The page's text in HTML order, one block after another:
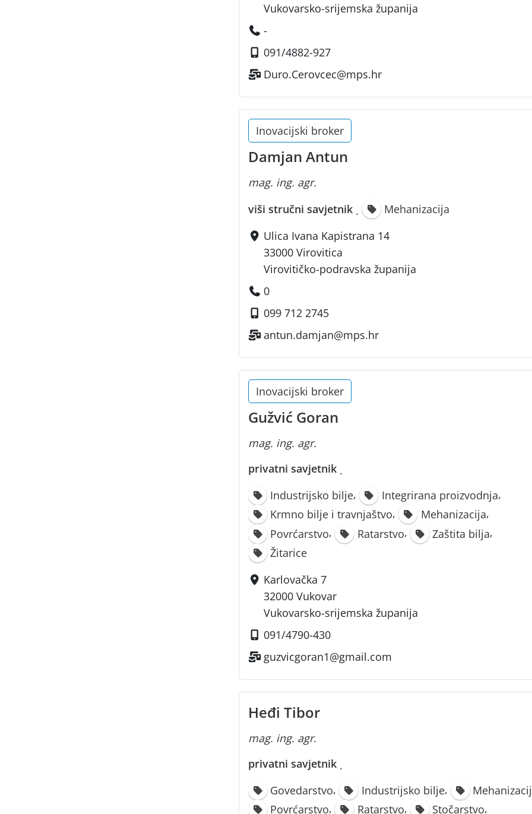
Vukovarsko-srijemska županija
-
091/4882-927
Duro.Cerovcec@mps.hr
Inovacijski broker
Damjan Antun
mag. ing. agr.
viši stručni savjetnik ·
Mehanizacija
Ulica Ivana Kapistrana 14
33000 Virovitica
Virovitičko-podravska županija
0
099 712 2745
antun.damjan@mps.hr
Inovacijski broker
Gužvić Goran
mag. ing. agr.
privatni savjetnik ·
Industrijsko bilje, Integrirana proizvodnja,
Krmno bilje i travnjaštvo, Mehanizacija,
Povrćarstvo, Ratarstvo, Zaštita bilja,
Žitarice
Karlovačka 7
32000 Vukovar
Vukovarsko-srijemska županija
091/4790-430
guzvicgoran1@gmail.com
Heđi Tibor
mag. ing. agr.
privatni savjetnik ·
Govedarstvo, Industrijsko bilje,
Povrćarstvo, Ratarstvo, Stočarstvo,